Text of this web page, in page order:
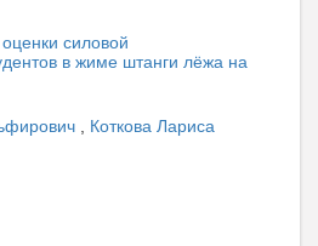
силовой
в жиме штанги лёжа на
, Коткова Лариса